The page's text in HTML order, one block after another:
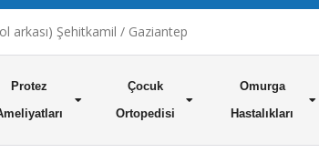
arkası) Şehitkamil / Gaziantep
Protez
Çocuk
Ortopedisi
Omurga
Hastalıkları